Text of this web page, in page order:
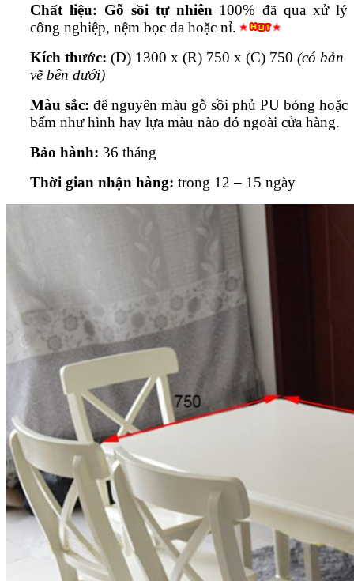
Chất liệu: Gỗ sồi tự nhiên 100% đã qua xử lý
công nghiệp, nệm bọc da hoặc nỉ.
Kích thước: (D) 1300 x (R) 750 x (C) 750 (có bản
vẽ bên dưới)
Màu sắc: để nguyên màu gỗ sồi phủ PU bóng hoặc
bấm như hình hay lựa màu nào đó ngoài cửa hàng.
Bảo hành: 36 tháng
Thời gian nhận hàng: trong 12 – 15 ngày